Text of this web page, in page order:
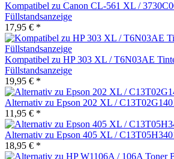
Kompatibel zu Canon CL-561 XL /
Füllstandsanzeige
17,95 € *
Kompatibel zu HP 303 XL / T6N03AE
Füllstandsanzeige
19,95 € *
Alternativ zu Epson 202 XL /
11,95 € *
Alternativ zu Epson 405 XL /
18,95 € *